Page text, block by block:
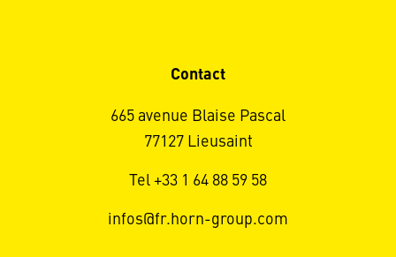
Contact
665 avenue Blaise Pascal
77127 Lieusaint
Tel +33 1 64 88 59 58
infos@fr.horn-group.com